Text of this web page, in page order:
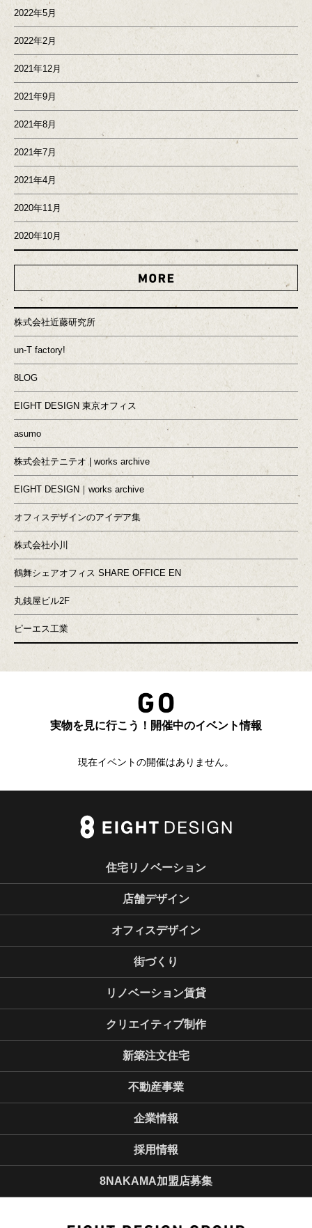
2022年5月
2022年2月
2021年12月
2021年9月
2021年8月
2021年7月
2021年4月
2020年11月
2020年10月
MORE
株式会社近藤研究所
un-T factory!
8LOG
EIGHT DESIGN 東京オフィス
asumo
株式会社テニテオ | works archive
EIGHT DESIGN｜works archive
オフィスデザインのアイデア集
株式会社小川
鶴舞シェアオフィス SHARE OFFICE EN
丸銭屋ビル2F
ピーエス工業
実物を見に行こう！開催中のイベント情報
現在イベントの開催はありません。
住宅リノベーション
店舗デザイン
オフィスデザイン
街づくり
リノベーション賃貸
クリエイティブ制作
新築注文住宅
不動産事業
企業情報
採用情報
8NAKAMA加盟店募集